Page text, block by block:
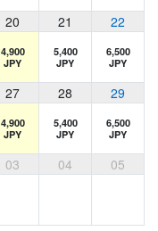
20 21 22
4,900
JPY
5,400
JPY
6,500
JPY
27 28 29
4,900
JPY
5,400
JPY
6,500
JPY
03 04 05